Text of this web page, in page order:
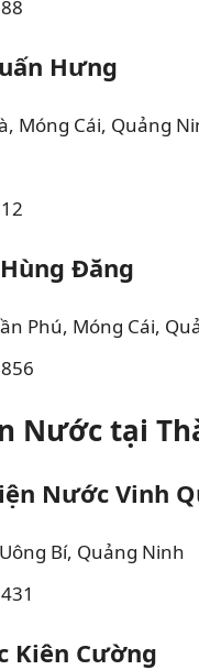
Hưng
Móng Cái, Quảng
Đăng
Phú, Móng Cái,
Nước tại
Nước Vinh
Bí, Quảng Ninh
Kiên Cường